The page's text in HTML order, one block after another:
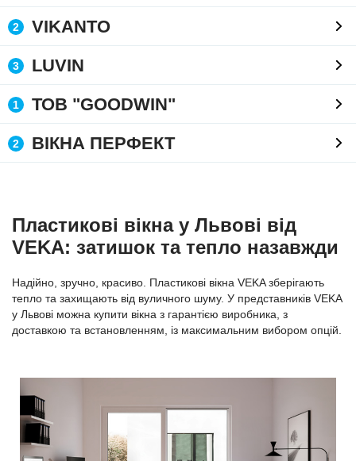
2 VIKANTO
3 LUVIN
1 ТОВ "GOODWIN"
2 ВІКНА ПЕРФЕКТ
Пластикові вікна у Львові від
VEKA: затишок та тепло назавжди
Надійно, зручно, красиво. Пластикові вікна VEKA зберігають
тепло та захищають від вуличного шуму. У представників VEKA
у Львові можна купити вікна з гарантією виробника, з
доставкою та встановленням, із максимальним вибором опцій.